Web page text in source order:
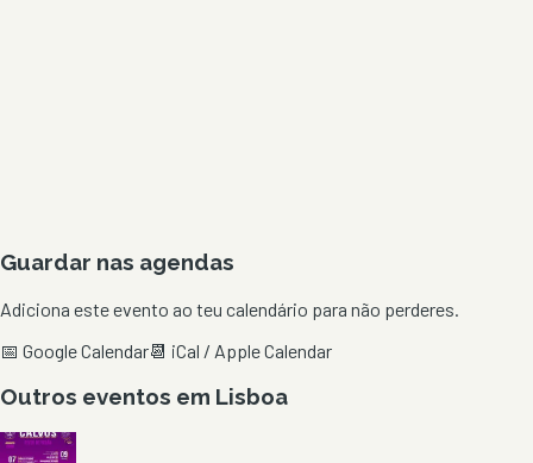
Guardar nas agendas
Adiciona este evento ao teu calendário para não perderes.
📅 Google Calendar📆 iCal / Apple Calendar
Outros eventos em Lisboa